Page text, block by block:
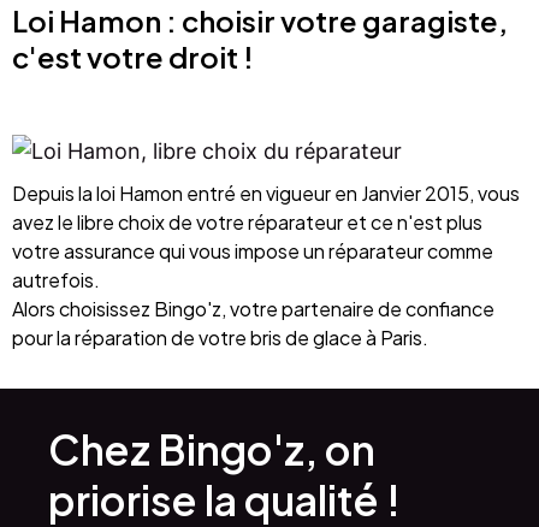
Loi Hamon : choisir votre garagiste,
c'est votre droit !
Depuis la loi Hamon entré en vigueur en Janvier 2015, vous
avez le libre choix de votre réparateur et ce n'est plus
votre assurance qui vous impose un réparateur comme
autrefois.
Alors choisissez Bingo'z, votre partenaire de confiance
pour la réparation de votre bris de glace à Paris.
Chez Bingo'z, on
priorise la qualité !